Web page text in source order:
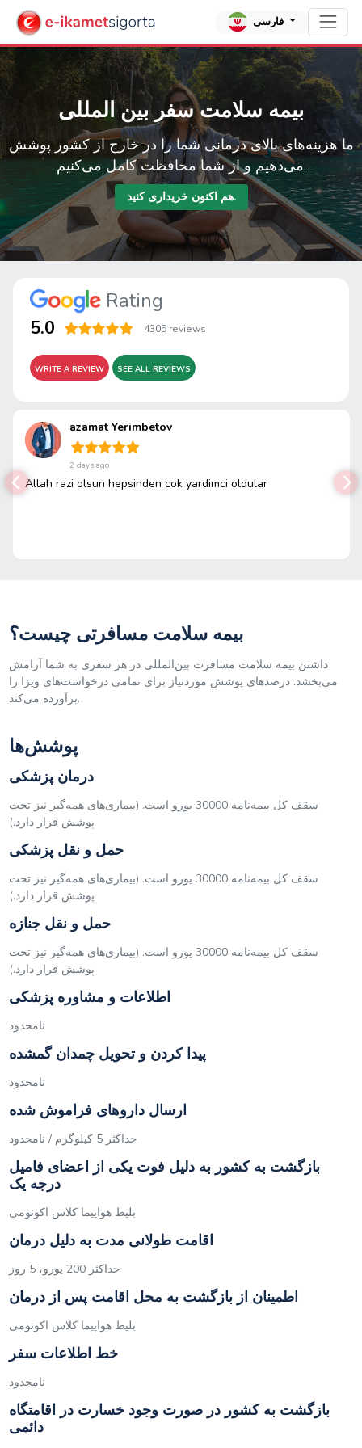
فارسی
بیمه سلامت سفر بین المللی
ما هزینه‌های بالای درمانی شما را در خارج از کشور پوشش
می‌دهیم و از شما محافظت کامل می‌کنیم.
هم اکنون خریداری کنید.
Rating
5.0 4305 reviews
WRITE A REVIEW SEE ALL REVIEWS
azamat Yerimbetov
2 days ago
Allah razi olsun hepsinden cok yardimci oldular
بیمه سلامت مسافرتی چیست؟
داشتن بیمه سلامت مسافرت بین‌المللی در هر سفری به شما آرامش
می‌بخشد. درصدهای پوشش موردنیاز برای تمامی درخواست‌های ویزا را
برآورده می‌کند.
پوشش‌ها
درمان پزشکی
سقف کل بیمه‌نامه 30000 یورو است. (بیماری‌های همه‌گیر نیز تحت
پوشش قرار دارد.)
حمل و نقل پزشکی
سقف کل بیمه‌نامه 30000 یورو است. (بیماری‌های همه‌گیر نیز تحت
پوشش قرار دارد.)
حمل و نقل جنازه
سقف کل بیمه‌نامه 30000 یورو است. (بیماری‌های همه‌گیر نیز تحت
پوشش قرار دارد.)
اطلاعات و مشاوره پزشکی
نامحدود
پیدا کردن و تحویل چمدان گمشده
نامحدود
ارسال داروهای فراموش شده
حداکثر 5 کیلوگرم / نامحدود
بازگشت به کشور به دلیل فوت یکی از اعضای فامیل
درجه یک
بلیط هواپیما کلاس اکونومی
اقامت طولانی مدت به دلیل درمان
حداکثر 200 یورو، 5 روز
اطمینان از بازگشت به محل اقامت پس از درمان
بلیط هواپیما کلاس اکونومی
خط اطلاعات سفر
نامحدود
بازگشت به کشور در صورت وجود خسارت در اقامتگاه
دائمی